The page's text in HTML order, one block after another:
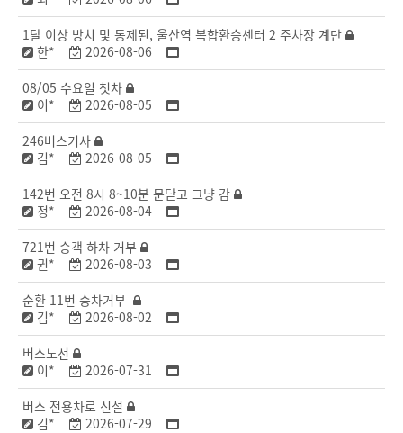
1달 이상 방치 및 통제된, 울산역 복합환승센터 2 주차장 계단
한*
2026-08-06
08/05 수요일 첫차
이*
2026-08-05
246버스기사
김*
2026-08-05
142번 오전 8시 8~10분 문닫고 그냥 감
정*
2026-08-04
721번 승객 하차 거부
권*
2026-08-03
순환 11번 승차거부
김*
2026-08-02
버스노선
이*
2026-07-31
버스 전용차로 신설
김*
2026-07-29